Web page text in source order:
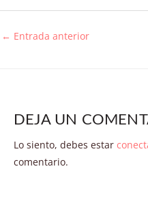
← Entrada anterior
DEJA UN
Lo siento, debes estar
comentario.